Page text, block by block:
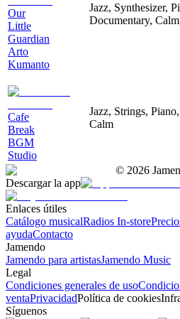
Our
Little
Guardian
Arto
Kumanto
Jazz, Synthesizer,
Documentary,
Cafe
Break
BGM
Studio
Jazz, Strings,
Calm
© 2026
Descargar la app
Enlaces útiles
Catálogo musicalRadios In-store
ayudaContacto
Jamendo
Jamendo para artistasJamendo Music
Legal
Condiciones generales de uso
ventaPrivacidadPolítica de cookies
Síguenos